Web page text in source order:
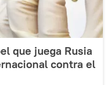
que juega Rusia
contra el